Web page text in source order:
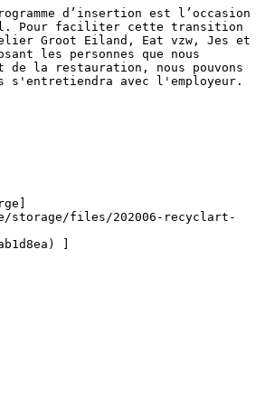
d’insertion est l’occasion
Pour faciliter cette transition
Groot Eiland, Eat vzw, Jes et
les personnes que nous
la restauration, nous pouvons
s'entretiendra avec l'employeur.
storage/files/202006-recyclart-
]